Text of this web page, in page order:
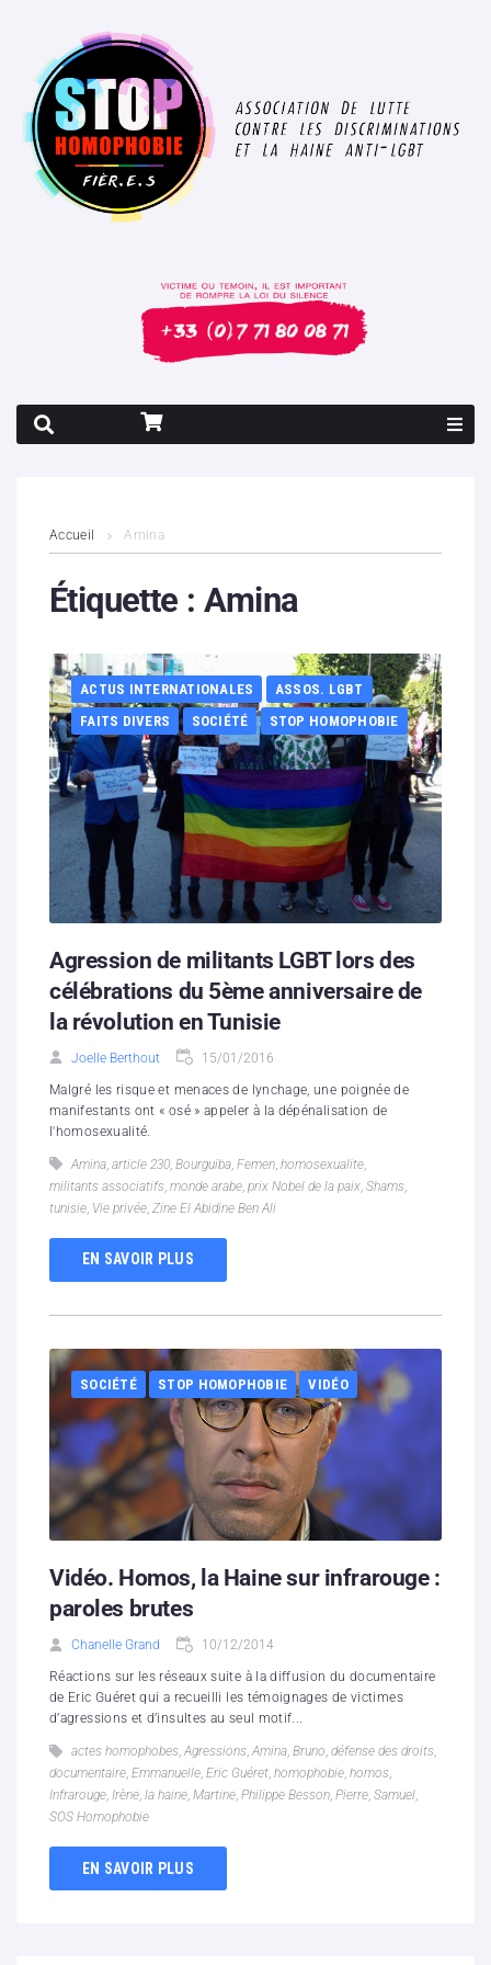
Contenus litigieux
Boutique
Partenaires
Contacts
Hébergement solidaire
Accueil Amina
Étiquette : Amina
ACTUS INTERNATIONALES
ASSOS. LGBT
FAITS DIVERS
SOCIÉTÉ STOP HOMOPHOBIE
Agression de militants LGBT lors des
célébrations du 5ème anniversaire de
la révolution en Tunisie
Joelle Berthout 15/01/2016
Malgré les risque et menaces de lynchage, une poignée de
manifestants ont « osé » appeler à la dépénalisation de
l'homosexualité.
Amina article 230 Bourguiba Femen homosexualite
militants associatifs monde arabe prix Nobel de la paix Shams
tunisie Vie privée Zine El Abidine Ben Ali
EN SAVOIR PLUS
SOCIÉTÉ STOP HOMOPHOBIE VIDÉO
Vidéo. Homos, la Haine sur infrarouge :
paroles brutes
Chanelle Grand 10/12/2014
Réactions sur les réseaux suite à la diffusion du documentaire
de Eric Guéret qui a recueilli les témoignages de victimes
d’agressions et d’insultes au seul motif...
actes homophobes, Agressions, Amina, Bruno, défense des droits,
documentaire, Emmanuelle, Eric Guéret, homophobie, homos,
Infrarouge, Irène, la haine, Martine, Philippe Besson, Pierre, Samuel,
SOS Homophobie
EN SAVOIR PLUS